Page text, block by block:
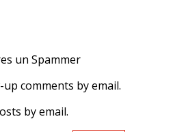
un Spammer
comments by email.
by email.